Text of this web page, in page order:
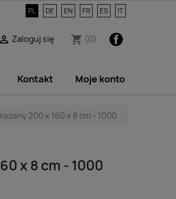
PL DE EN FR ES IT
Facebook
shopping_cart (0)
 Zaloguj się
Kontakt Moje konto
200 x 160 x 8 cm - 1000
x 8 cm - 1000